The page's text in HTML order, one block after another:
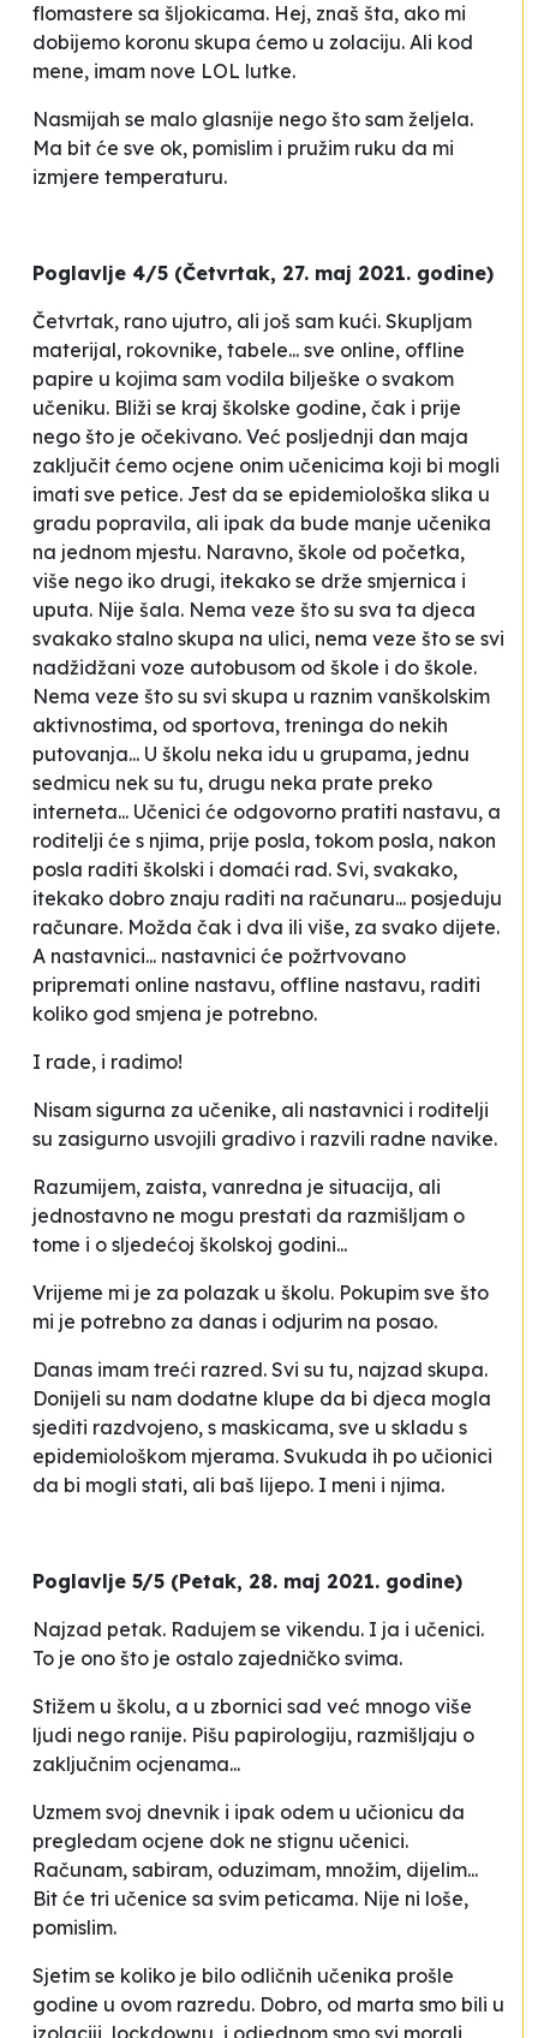
flomastere sa šljokicama. Hej, znaš šta, ako mi
dobijemo koronu skupa ćemo u zolaciju. Ali kod
mene, imam nove LOL lutke.
Nasmijah se malo glasnije nego što sam željela.
Ma bit će sve ok, pomislim i pružim ruku da mi
izmjere temperaturu.
Poglavlje 4/5 (Četvrtak, 27. maj 2021. godine)
Četvrtak, rano ujutro, ali još sam kući. Skupljam
materijal, rokovnike, tabele... sve online, offline
papire u kojima sam vodila bilješke o svakom
učeniku. Bliži se kraj školske godine, čak i prije
nego što je očekivano. Već posljednji dan maja
zaključit ćemo ocjene onim učenicima koji bi mogli
imati sve petice. Jest da se epidemiološka slika u
gradu popravila, ali ipak da bude manje učenika
na jednom mjestu. Naravno, škole od početka,
više nego iko drugi, itekako se drže smjernica i
uputa. Nije šala. Nema veze što su sva ta djeca
svakako stalno skupa na ulici, nema veze što se svi
nadžidžani voze autobusom od škole i do škole.
Nema veze što su svi skupa u raznim vanškolskim
aktivnostima, od sportova, treninga do nekih
putovanja... U školu neka idu u grupama, jednu
sedmicu nek su tu, drugu neka prate preko
interneta... Učenici će odgovorno pratiti nastavu, a
roditelji će s njima, prije posla, tokom posla, nakon
posla raditi školski i domaći rad. Svi, svakako,
itekako dobro znaju raditi na računaru... posjeduju
računare. Možda čak i dva ili više, za svako dijete.
A nastavnici... nastavnici će požrtvovano
pripremati online nastavu, offline nastavu, raditi
koliko god smjena je potrebno.
I rade, i radimo!
Nisam sigurna za učenike, ali nastavnici i roditelji
su zasigurno usvojili gradivo i razvili radne navike.
Razumijem, zaista, vanredna je situacija, ali
jednostavno ne mogu prestati da razmišljam o
tome i o sljedećoj školskoj godini...
Vrijeme mi je za polazak u školu. Pokupim sve što
mi je potrebno za danas i odjurim na posao.
Danas imam treći razred. Svi su tu, najzad skupa.
Donijeli su nam dodatne klupe da bi djeca mogla
sjediti razdvojeno, s maskicama, sve u skladu s
epidemiološkom mjerama. Svukuda ih po učionici
da bi mogli stati, ali baš lijepo. I meni i njima.
Poglavlje 5/5 (Petak, 28. maj 2021. godine)
Najzad petak. Radujem se vikendu. I ja i učenici.
To je ono što je ostalo zajedničko svima.
Stižem u školu, a u zbornici sad već mnogo više
ljudi nego ranije. Pišu papirologiju, razmišljaju o
zaključnim ocjenama...
Uzmem svoj dnevnik i ipak odem u učionicu da
pregledam ocjene dok ne stignu učenici.
Računam, sabiram, oduzimam, množim, dijelim...
Bit će tri učenice sa svim peticama. Nije ni loše,
pomislim.
Sjetim se koliko je bilo odličnih učenika prošle
godine u ovom razredu. Dobro, od marta smo bili u